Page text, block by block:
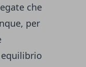
che
per